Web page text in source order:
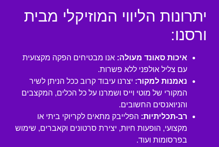
יתרונות הליווי המוזיקלי מבית
ורסנו:
איכות סאונד מעולה: אנו מבטיחים הפקה מקצועית
עם צליל אולפני ללא פשרות.
נאמנות למקור: יצרנו עיבוד קרוב ככל הניתן לשיר
המקורי של מוטי וייס ושמרנו על כל הכלים, המקצבים
והניואנסים החשובים.
רב-תכליתיות: הפלייבק מתאים לקריוקי ביתי או
מקצועי, הופעות חיות, יצירת סרטונים וקאברים, שימוש
בפרסומות ועוד.